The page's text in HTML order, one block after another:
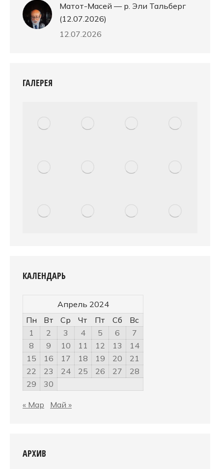
Матот-Масей — р. Эли Тальберг
(12.07.2026)
12.07.2026
ГАЛЕРЕЯ
КАЛЕНДАРЬ
Апрель 2024
Пн
Вт Ср Чт Пт Сб
Вс
1
2 3 4 5 6
7
8
9 10 11 12 13
14
15
16 17 18 19 20
21
22
23 24 25 26 27
28
29
30
« Мар Май »
АРХИВ